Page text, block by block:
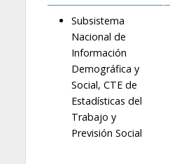
Subsistema
Nacional de
Información
Demográfica y
Social, CTE de
Estadísticas del
Trabajo y
Previsión Social